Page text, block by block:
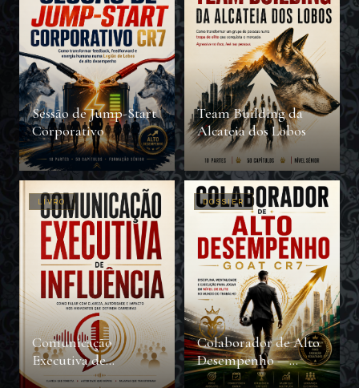
Sessão de Jump-Start
Corporativo
Team Building da
Alcateia dos Lobos
LIVRO
Comunicação
Executiva de
Influência
DOSSIER
Colaborador de Alto
Desempenho —
GOAT CR7